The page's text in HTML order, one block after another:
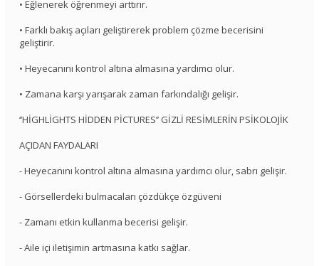
• Eğlenerek öğrenmeyi arttırır.
• Farklı bakış açıları geliştirerek problem çözme becerisini
geliştirir.
• Heyecanını kontrol altına almasına yardımcı olur.
• Zamana karşı yarışarak zaman farkındalığı gelişir.
‘’HİGHLİGHTS HİDDEN PİCTURES’’ GİZLİ RESİMLERİN PSİKOLOJİK
AÇIDAN FAYDALARI
- Heyecanını kontrol altına almasına yardımcı olur, sabrı gelişir.
- Görsellerdeki bulmacaları çözdükçe özgüveni
- Zamanı etkin kullanma becerisi gelişir.
- Aile içi iletişimin artmasına katkı sağlar.